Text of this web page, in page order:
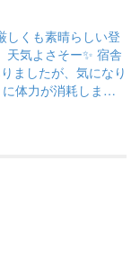
くも素晴らしい登
ましたが、気になり
体力が消耗しま
目からはザレ場が